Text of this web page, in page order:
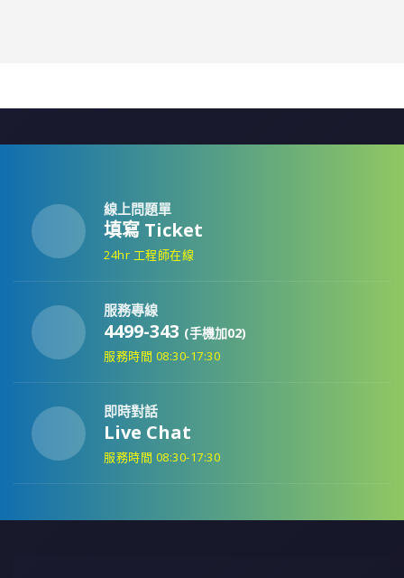
線上問題單
填寫 Ticket
24hr 工程師在線
服務專線
4499-343 (手機加02)
服務時間 08:30-17:30
即時對話
Live Chat
服務時間 08:30-17:30